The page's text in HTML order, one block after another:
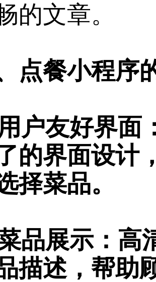
的文章。
点餐小程序
户友好界面
的界面设计
择菜品。
品展示：高
描述，帮助